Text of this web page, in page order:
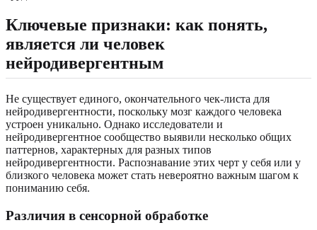
Ключевые признаки: как понять,
является ли человек
нейродивергентным
Не существует единого, окончательного чек-листа для
нейродивергентности, поскольку мозг каждого человека
устроен уникально. Однако исследователи и
нейродивергентное сообщество выявили несколько общих
паттернов, характерных для разных типов
нейродивергентности. Распознавание этих черт у себя или у
близкого человека может стать невероятно важным шагом к
пониманию себя.
Различия в сенсорной обработке